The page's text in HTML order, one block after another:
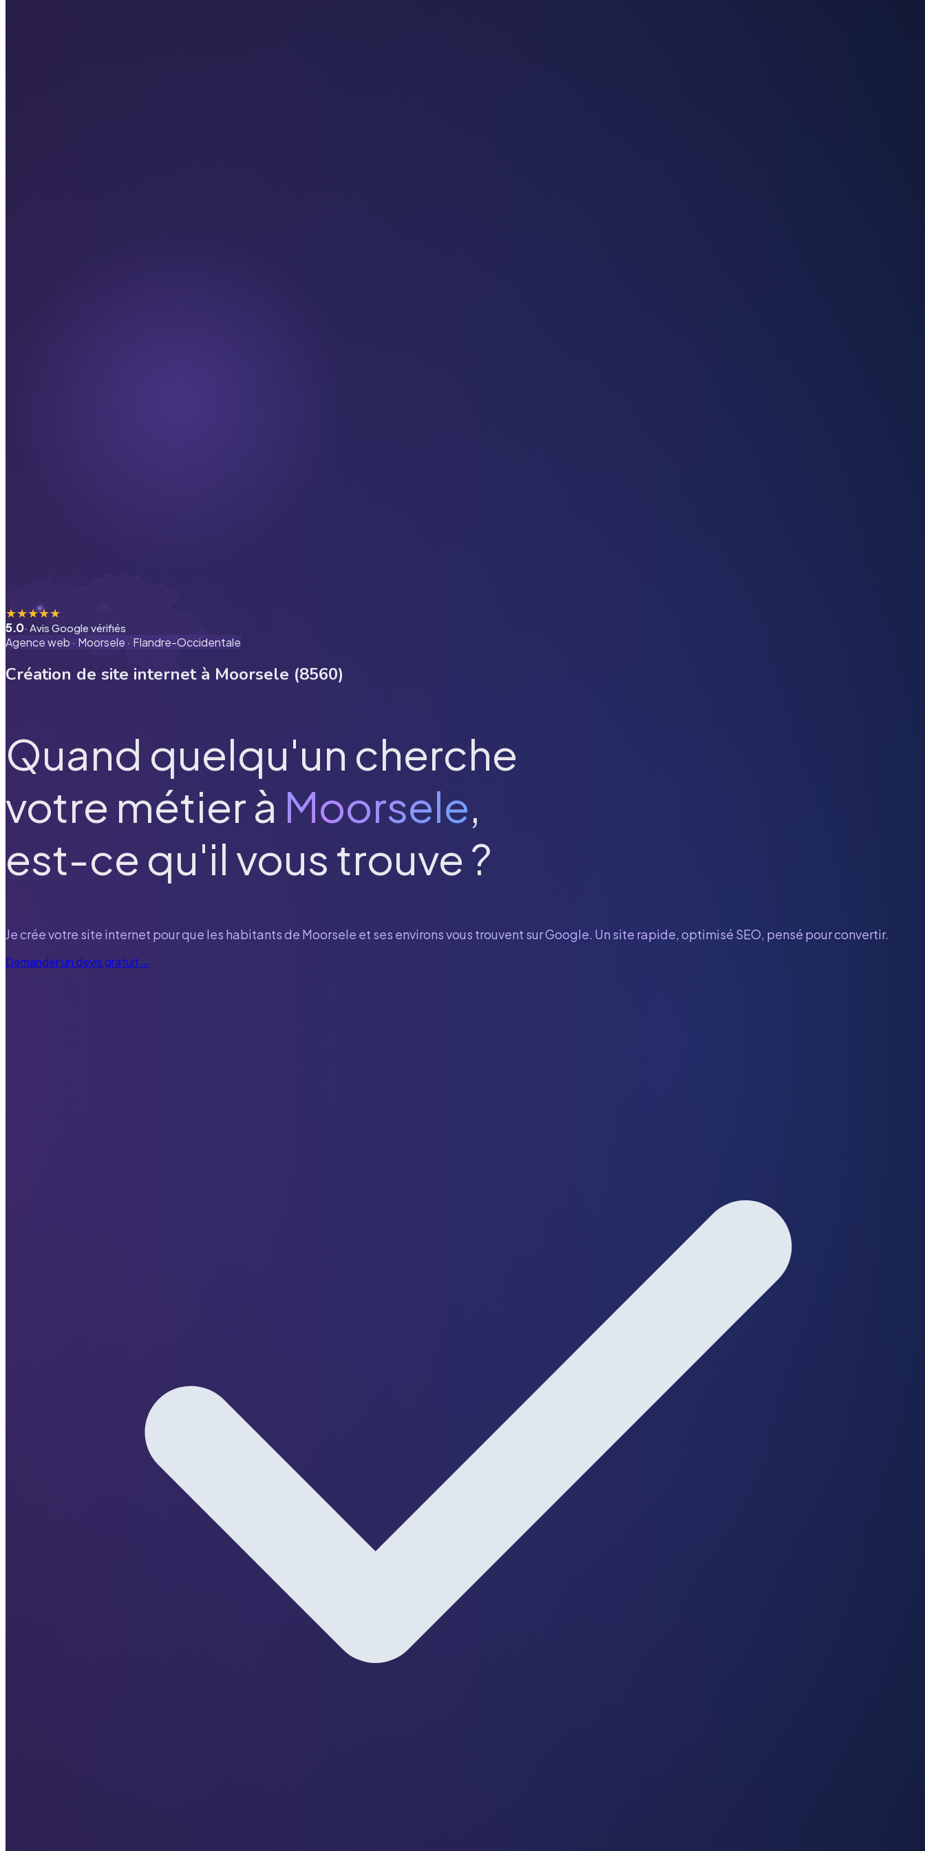
★★★★★
5.0· Avis Google vérifiés
Agence web · Moorsele · Flandre-Occidentale
Création de site internet à Moorsele (8560)
Quand quelqu'un cherche
votre métier à Moorsele,
est-ce qu'il vous trouve ?
Je crée votre site internet pour que les habitants de Moorsele et ses environs vous trouvent sur Google. Un site rapide, optimisé SEO, pensé pour convertir.
Demander un devis gratuit→